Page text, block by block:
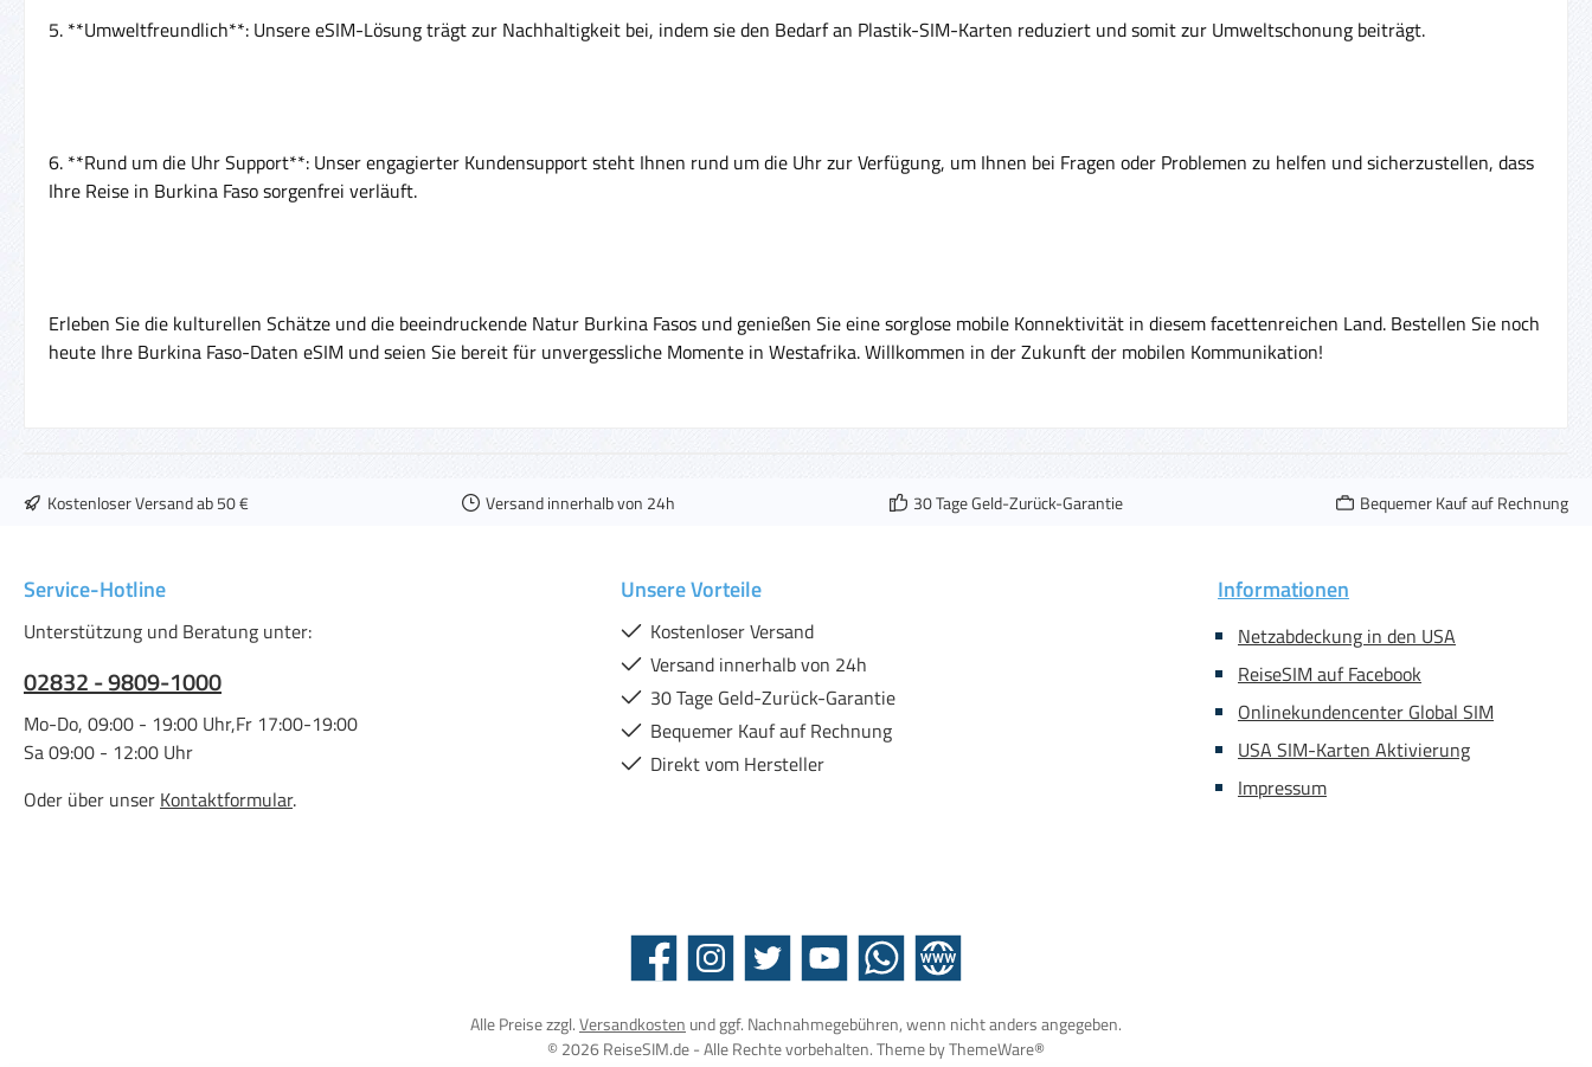
5. **Umweltfreundlich**: Unsere eSIM-Lösung trägt zur Nachhaltigkeit bei, indem sie den Bedarf an Plastik-SIM-Karten reduziert und somit zur Umweltschonung beiträgt.
6. **Rund um die Uhr Support**: Unser engagierter Kundensupport steht Ihnen rund um die Uhr zur Verfügung, um Ihnen bei Fragen oder Problemen zu helfen und sicherzustellen, dass
Ihre Reise in Burkina Faso sorgenfrei verläuft.
Erleben Sie die kulturellen Schätze und die beeindruckende Natur Burkina Fasos und genießen Sie eine sorglose mobile Konnektivität in diesem facettenreichen Land. Bestellen Sie noch
heute Ihre Burkina Faso-Daten eSIM und seien Sie bereit für unvergessliche Momente in Westafrika. Willkommen in der Zukunft der mobilen Kommunikation!
Kostenloser Versand ab 50 € Versand innerhalb von 24h 30 Tage Geld-Zurück-Garantie Bequemer Kauf auf Rechnung
Service-Hotline
Unterstützung und Beratung unter:
02832 - 9809-1000
Mo-Do, 09:00 - 19:00 Uhr,Fr 17:00-19:00
Sa 09:00 - 12:00 Uhr
Oder über unser Kontaktformular.
Unsere Vorteile
Kostenloser Versand
Versand innerhalb von 24h
30 Tage Geld-Zurück-Garantie
Bequemer Kauf auf Rechnung
Direkt vom Hersteller
Informationen
Netzabdeckung in den USA
ReiseSIM auf Facebook
Onlinekundencenter Global SIM
USA SIM-Karten Aktivierung
Impressum
Facebook Instagram Twitter YouTube WhatsAppWebsite
Alle Preise zzgl.Versandkosten und ggf. Nachnahmegebühren, wenn nicht anders angegeben.
© 2026 ReiseSIM.de - Alle Rechte vorbehalten. Theme byThemeWare®